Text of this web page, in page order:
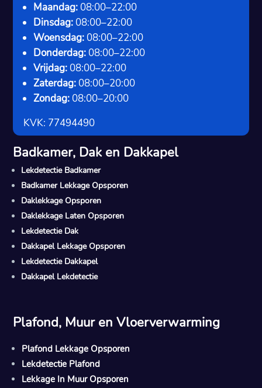
Maandag: 08:00–22:00
Dinsdag: 08:00–22:00
Woensdag: 08:00–22:00
Donderdag: 08:00–22:00
Vrijdag: 08:00–22:00
Zaterdag: 08:00–20:00
Zondag: 08:00–20:00
KVK: 77494490
Badkamer, Dak en Dakkapel
Lekdetectie Badkamer
Badkamer Lekkage Opsporen
Daklekkage Opsporen
Daklekkage Laten Opsporen
Lekdetectie Dak
Dakkapel Lekkage Opsporen
Lekdetectie Dakkapel
Dakkapel Lekdetectie
Plafond, Muur en Vloerverwarming
Plafond Lekkage Opsporen
Lekdetectie Plafond
Lekkage In Muur Opsporen